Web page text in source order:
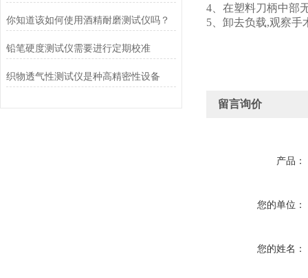
你知道该如何使用酒精耐磨测试仪吗？
铅笔硬度测试仪需要进行定期校准
织物透气性测试仪是种高精密性设备
4、在塑料刀柄中部
5、卸去负载,观察手
留言询价
产品：
您的单位：
您的姓名：